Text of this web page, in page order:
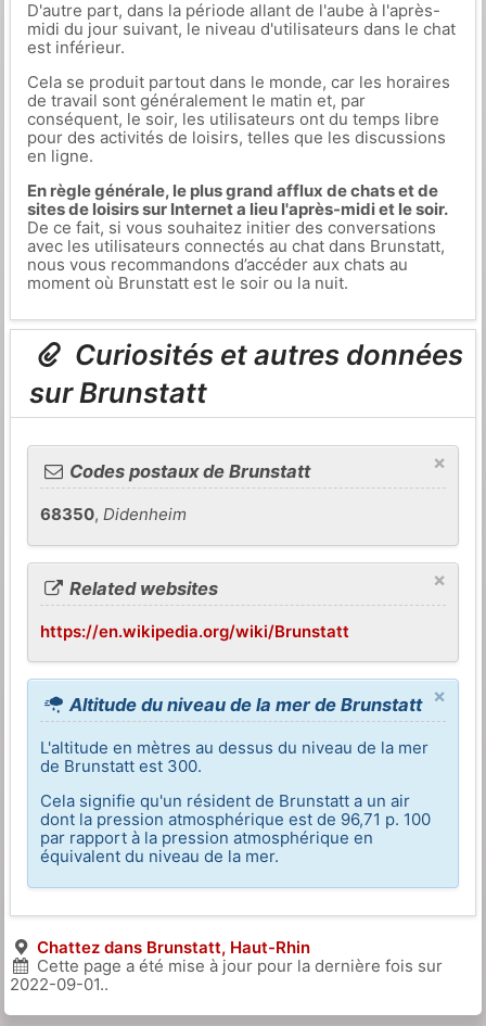
D'autre part, dans la période allant de l'aube à l'après-
midi du jour suivant, le niveau d'utilisateurs dans le chat
est inférieur.
Cela se produit partout dans le monde, car les horaires
de travail sont généralement le matin et, par
conséquent, le soir, les utilisateurs ont du temps libre
pour des activités de loisirs, telles que les discussions
en ligne.
En règle générale, le plus grand afflux de chats et de
sites de loisirs sur Internet a lieu l'après-midi et le soir.
De ce fait, si vous souhaitez initier des conversations
avec les utilisateurs connectés au chat dans Brunstatt,
nous vous recommandons d’accéder aux chats au
moment où Brunstatt est le soir ou la nuit.
Curiosités et autres données
sur Brunstatt
×
Codes postaux de Brunstatt
68350,Didenheim
×
Related websites
https://en.wikipedia.org/wiki/Brunstatt
×
Altitude du niveau de la mer de Brunstatt
L'altitude en mètres au dessus du niveau de la mer
de Brunstatt est 300.
Cela signifie qu'un résident de Brunstatt a un air
dont la pression atmosphérique est de 96,71 p. 100
par rapport à la pression atmosphérique en
équivalent du niveau de la mer.
Chattez dans Brunstatt, Haut-Rhin
Cette page a été mise à jour pour la dernière fois sur
2022-09-01..